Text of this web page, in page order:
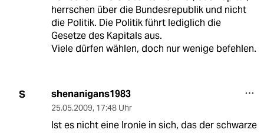
herrschen über die Bundesrepublik und nicht
die Politik. Die Politik führt lediglich die
Gesetze des Kapitals aus.
Viele dürfen wählen, doch nur wenige befehlen.
S shenanigans1983
25.05.2009, 17:48 Uhr
Ist es nicht eine Ironie in sich, das der schwarze